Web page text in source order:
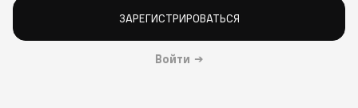
ЗАРЕГИСТРИРОВАТЬСЯ
Войти →